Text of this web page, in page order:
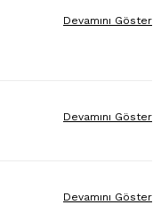
Devamını Göster
Devamını Göster
Devamını Göster